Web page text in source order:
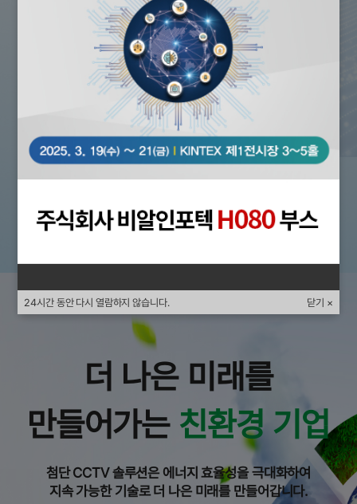
24시간 동안 다시 열람하지 않습니다. 닫기 ×
BR-D32032R
HD
Google
Cloud
바로가기
더 나은 미래를
만들어가는 친환경 기업
첨단 CCTV 솔루션은 에너지 효율성을 극대화하여
지속 가능한 기술로 더 나은 미래를 만들어갑니다.